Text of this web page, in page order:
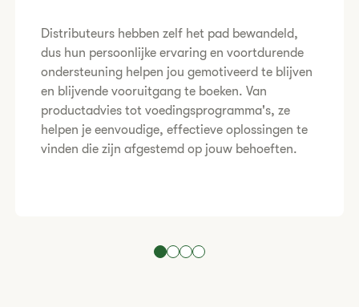
​Distributeurs hebben zelf het pad bewandeld,
dus hun persoonlijke ervaring en voortdurende
ondersteuning helpen jou gemotiveerd te blijven
en blijvende vooruitgang te boeken. Van
productadvies tot voedingsprogramma's, ze
helpen je eenvoudige, effectieve oplossingen te
vinden die zijn afgestemd op jouw behoeften.